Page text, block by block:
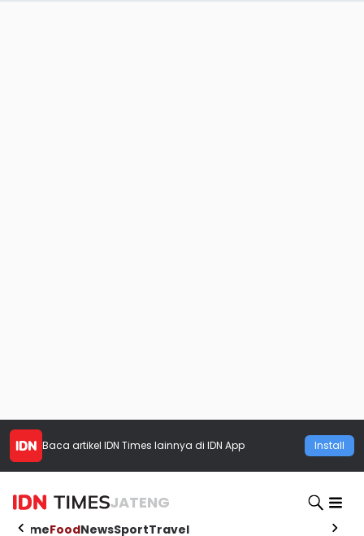
Baca artikel IDN Times lainnya di IDN App Install
JATENG
HomeFoodNewsSportTravel